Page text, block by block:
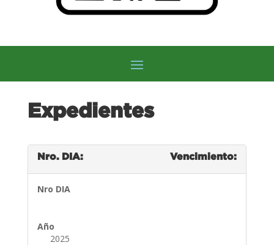
Expedientes
Nro. DIA: Vencimiento:
Nro DIA
Año
2025